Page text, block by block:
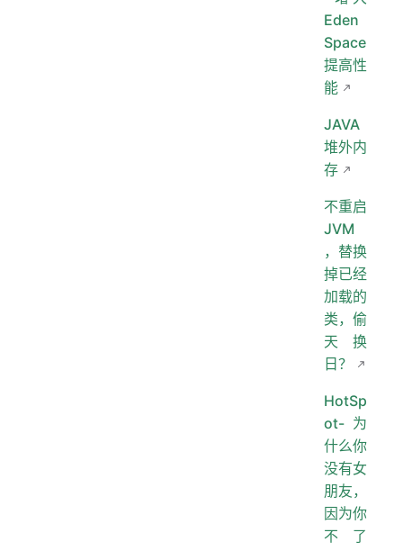
Eden
Space
提高性
能
JAVA
堆外内
存
不重启
JVM
，替换
掉已经
加载的
类，偷
天换
日？
HotSp
ot-为
什么你
没有女
朋友，
因为你
不了